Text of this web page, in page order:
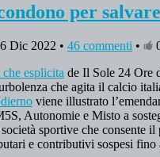
per
Dic 2022 • 46 commenti •
esplicita de Il Sole 24 Ore
che agita il calcio
viene illustrato
Autonomie e Misto a
sportive che consente il
e contributivi sospesi fino